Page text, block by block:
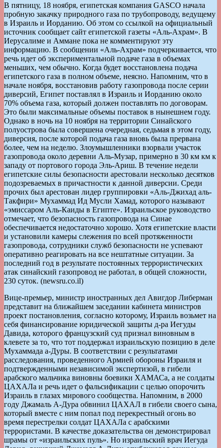
В пятницу, 18 ноября, египетская компания GASCO начала
пробную закачку природного газа по трубопроводу, ведущему
в Израиль и Иорданию. Об этом со ссылкой на официальный
источник сообщает сайт египетской газеты «Аль-Ахрам». В
Иерусалиме и Аммане пока не комментируют эту
информацию. В сообщении «Аль-Ахрам» подчеркивается, что
речь идет об экспериментальной подаче газа в объемах
меньших, чем обычно. Когда будет восстановлена подача
египетского газа в полном объеме, неясно. Напомним, что в
начале ноября, восстановив работу газопровода после серии
диверсий, Египет поставлял в Израиль и Иорданию около
70% объема газа, который должен поставлять по договорам.
Это были максимальные объемы поставок в нынешнем году.
Однако в ночь на 10 ноября на территории Синайского
полуострова была совершена очередная, седьмая в этом году,
диверсия, после которой подача газа вновь была прервана
более, чем на неделю. Злоумышленники взорвали участок
газопровода около деревни Аль-Музар, примерно в 30 км км к
западу от портового города Эль-Ариш. В течение недели
египетские силы безопасности арестовали несколько десятков
подозреваемых в причастности к данной диверсии. Среди
прочих был арестован лидер группировки «Аль-Джихад аль-
Такфири» Мухаммад Ид Мусли Хамад, которого называют
«эмиссаром Аль-Каиды в Египте». Израильское руководство
отмечает, что безопасность газопровода на Синае
обеспечивается недостаточно хорошо. Хотя египетские власти
и установили камеры слежения по всей протяженности
газопровода, сотрудники служб безопасности не успевают
оперативно реагировать на все нештатные ситуации. За
последний год в результате постоянных террористических
атак синайский газопровод не работал, в общей сложности,
230 суток. (newsru.co.il)
Вице-премьер, министр иностранных дел Авигдор Либерман
представит на ближайшем заседании кабинета министров
проект постановления, согласно которому, Израиль возьмет на
себя финансирование юридической защиты д-ра Иегуды
Давида, которого французский суд признал виновным в
клевете за то, что тот поддержал израильскую позицию в деле
Мухаммада а-Дуры. В соответствии с результатами
расследования, проведенного Армией обороны Израиля и
подтвержденными независимой экспертизой, в гибели
арабского мальчика виновны боевики ХАМАСа, а не солдаты
ЦАХАЛа и речь идет о фальсификации с целью опорочить
Израиль в глазах мирового сообщества. Напомним, в 2000
году Джамаль А-Дура обвинил ЦАХАЛ в гибели своего сына,
который вместе с ним попал под перекрестный огонь во
время перестрелки солдат ЦАХАЛа с арабскими
террористами. В качестве доказательства он демонстрировал
шрамы от «израильских пуль». Но израильский врач Иегуда